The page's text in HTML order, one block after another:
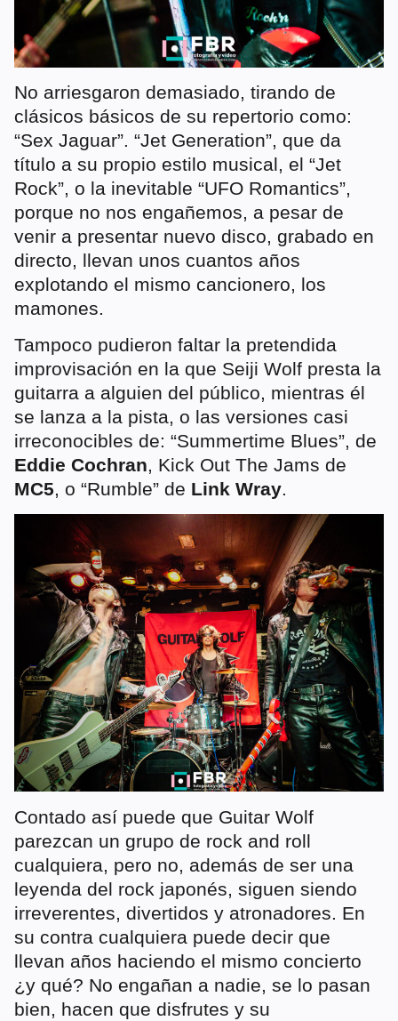
No arriesgaron demasiado, tirando de
clásicos básicos de su repertorio como:
“Sex Jaguar”. “Jet Generation”, que da
título a su propio estilo musical, el “Jet
Rock”, o la inevitable “UFO Romantics”,
porque no nos engañemos, a pesar de
venir a presentar nuevo disco, grabado en
directo, llevan unos cuantos años
explotando el mismo cancionero, los
mamones.
Tampoco pudieron faltar la pretendida
improvisación en la que Seiji Wolf presta la
guitarra a alguien del público, mientras él
se lanza a la pista, o las versiones casi
irreconocibles de: “Summertime Blues”, de
Eddie Cochran, Kick Out The Jams de
MC5, o “Rumble” de Link Wray.
Contado así puede que Guitar Wolf
parezcan un grupo de rock and roll
cualquiera, pero no, además de ser una
leyenda del rock japonés, siguen siendo
irreverentes, divertidos y atronadores. En
su contra cualquiera puede decir que
llevan años haciendo el mismo concierto
¿y qué? No engañan a nadie, se lo pasan
bien, hacen que disfrutes y su